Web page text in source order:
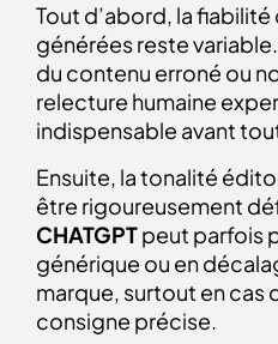
Tout d’abord, la
générées reste
du contenu erroné ou
relecture humaine
indispensable avant
Ensuite, la tonalité
être rigoureusement
CHATGPTpeut parfois
générique ou en
marque, surtout en cas
consigne précise.